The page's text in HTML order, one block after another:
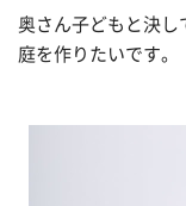
奥さん子どもと決し
庭を作りたいです。